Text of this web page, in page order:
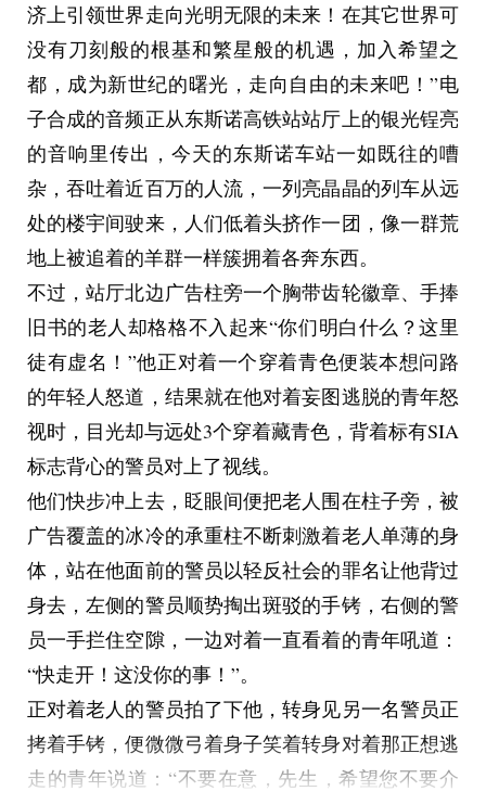
济上引领世界走向光明无限的未来！在其它世界可
没有刀刻般的根基和繁星般的机遇，加入希望之
都，成为新世纪的曙光，走向自由的未来吧！”电
子合成的音频正从东斯诺高铁站站厅上的银光锃亮
的音响里传出，今天的东斯诺车站一如既往的嘈
杂，吞吐着近百万的人流，一列亮晶晶的列车从远
处的楼宇间驶来，人们低着头挤作一团，像一群荒
地上被追着的羊群一样簇拥着各奔东西。
不过，站厅北边广告柱旁一个胸带齿轮徽章、手捧
旧书的老人却格格不入起来“你们明白什么？这里
徒有虚名！”他正对着一个穿着青色便装本想问路
的年轻人怒道，结果就在他对着妄图逃脱的青年怒
视时，目光却与远处3个穿着藏青色，背着标有SIA
标志背心的警员对上了视线。
他们快步冲上去，眨眼间便把老人围在柱子旁，被
广告覆盖的冰冷的承重柱不断刺激着老人单薄的身
体，站在他面前的警员以轻反社会的罪名让他背过
身去，左侧的警员顺势掏出斑驳的手铐，右侧的警
员一手拦住空隙，一边对着一直看着的青年吼道：
“快走开！这没你的事！”。
正对着老人的警员拍了下他，转身见另一名警员正
拷着手铐，便微微弓着身子笑着转身对着那正想逃
走的青年说道：“不要在意，先生，希望您不要介